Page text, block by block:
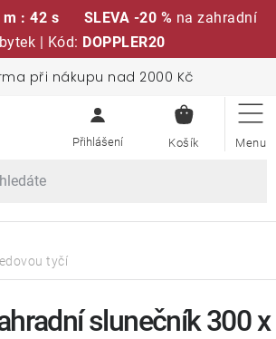
m : 42 s SLEVA -20 % na zahradní
| Kód: DOPPLER20
při nákupu nad 2000 Kč
KOŠÍK
tyčí
slunečník 300 x